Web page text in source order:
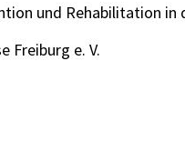
und Rehabilitation in
Freiburg e. V.